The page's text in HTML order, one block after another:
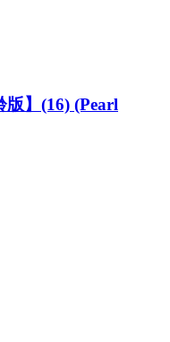
】(16) (Pearl